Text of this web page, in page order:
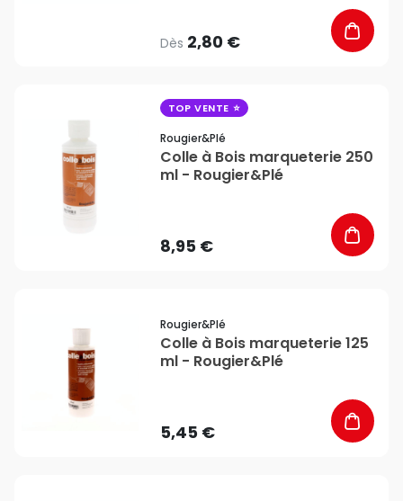
Dès 2,80 €
TOP VENTE
Rougier&plé
Colle à Bois marqueterie 250
ml - Rougier&Plé
8,95 €
Rougier&plé
Colle à Bois marqueterie 125
ml - Rougier&Plé
5,45 €